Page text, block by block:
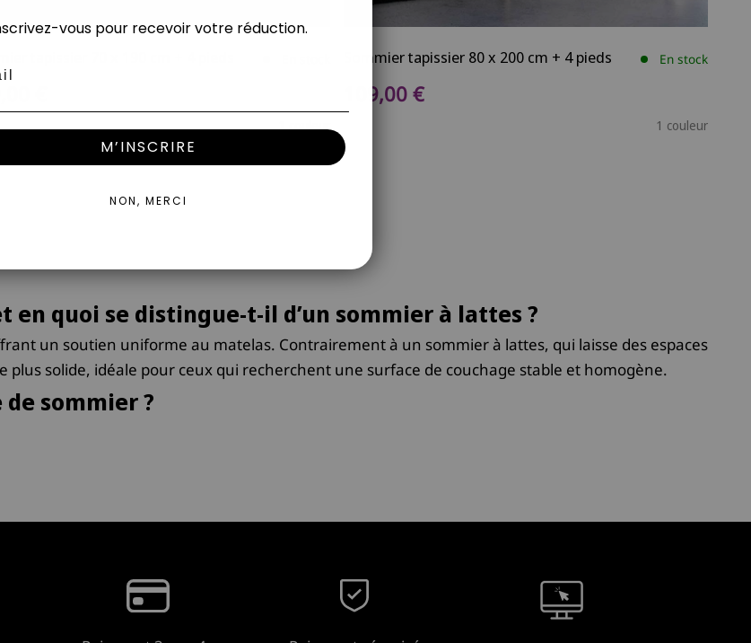
Sommier tapissier 80 x 200 cm + 4 pieds En stock
Prix de vente
109,00 €
1 couleur
en quoi se distingue-t-il d’un sommier à lattes ?
un soutien uniforme au matelas. Contrairement à un sommier à lattes, qui laisse des espaces
solide, idéale pour ceux qui recherchent une surface de couchage stable et homogène.
sommier ?
pour améliorer la qualité de votre literie : Confort et fermeté : Il fournit un soutien uniforme,
et stabilité pour un sommeil de qualité. Esthétique : Avec son revêtement en tissu, il
recommandé pour les matelas à ressorts, car il soutient parfaitement leur structure. Pour les
favoriser une meilleure circulation de l'air et ventilation, surtout pour les lits en bois.
vous pour recevoir votre réduction.
M’INSCRIRE
NON, MERCI